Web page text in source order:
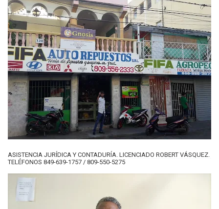
ASISTENCIA JURÍDICA Y CONTADURÍA. LICENCIADO ROBERT VÁSQUEZ.
TELÉFONOS 849-639-1757 / 809-550-5275